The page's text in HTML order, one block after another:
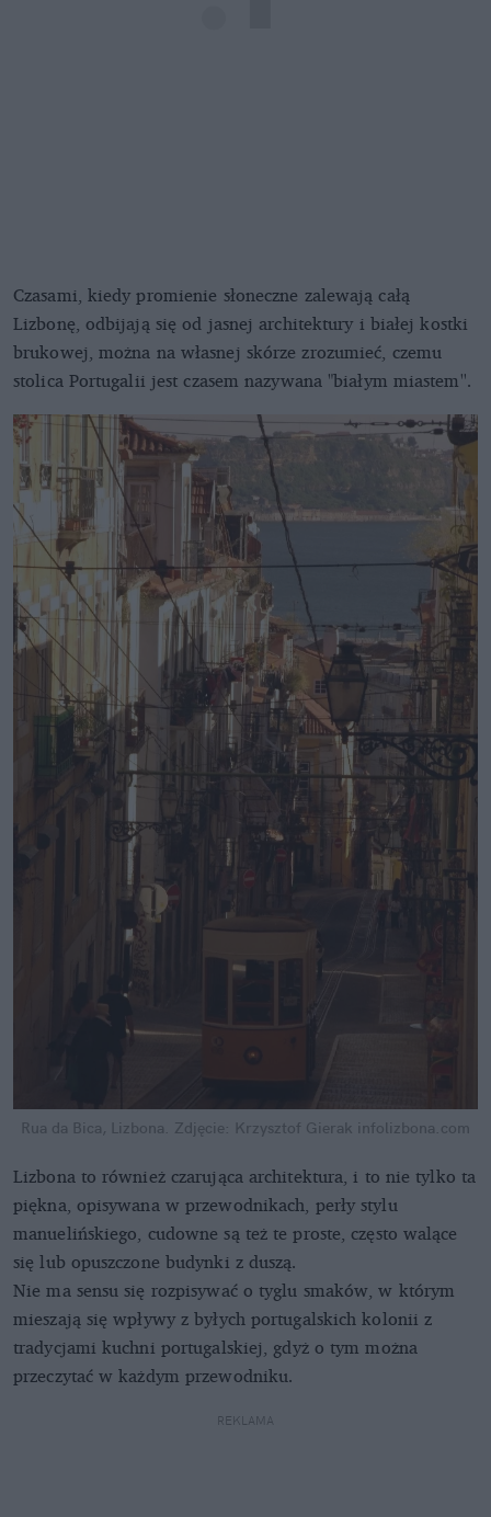
Czasami, kiedy promienie słoneczne zalewają całą
Lizbonę, odbijają się od jasnej architektury i białej kostki
brukowej, można na własnej skórze zrozumieć, czemu
stolica Portugalii jest czasem nazywana "białym miastem''.
Rua da Bica, Lizbona. Zdjęcie: Krzysztof Gierak infolizbona.com
Lizbona to również czarująca architektura, i to nie tylko ta
piękna, opisywana w przewodnikach, perły stylu
manuelińskiego, cudowne są też te proste, często walące
się lub opuszczone budynki z duszą.
Nie ma sensu się rozpisywać o tyglu smaków, w którym
mieszają się wpływy z byłych portugalskich kolonii z
tradycjami kuchni portugalskiej, gdyż o tym można
przeczytać w każdym przewodniku.
REKLAMA